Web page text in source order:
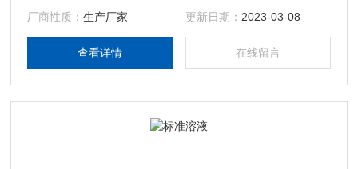
厂商性质：生产厂家 更新日期： 2023-03-08
查看详情 在线留言